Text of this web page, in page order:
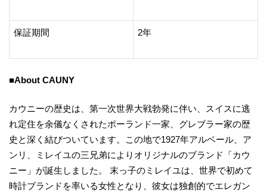
保証期間 2年
■About CAUNY
カウニーの歴史は、第一次世界大戦勃発に伴い、スイスに逃
れ定住を余儀なくされたポーランド一家、グレブラー家の歴
史と深く結びついています。この地で1927年アルベール、ア
ンリ、ミレイユの三兄弟によりオリジナルのブランド「カウ
ニー」が誕生しました。 末っ子のミレイユは、世界で初めて
時計ブランドを率いる女性となり、彼女は独創的でエレガン